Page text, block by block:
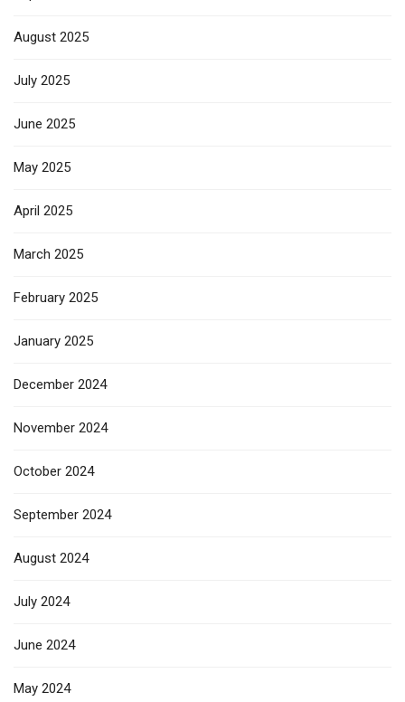
August 2025
July 2025
June 2025
May 2025
April 2025
March 2025
February 2025
January 2025
December 2024
November 2024
October 2024
September 2024
August 2024
July 2024
June 2024
May 2024